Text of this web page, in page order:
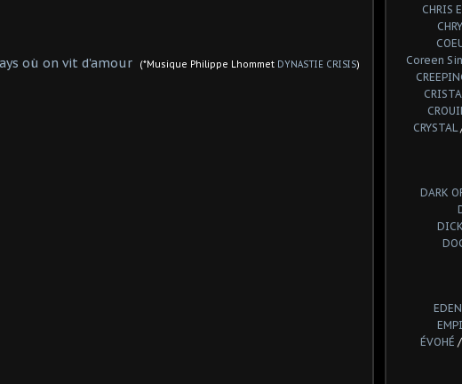
où on vit d'amour (*Musique Philippe Lhommet DYNASTIE CRISIS)
CHRIS
Coreen
CRYSTAL
DARK
ÉVOHÉ /